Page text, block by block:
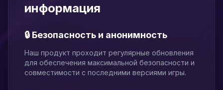
информация
🔒 Безопасность и анонимность
Наш продукт проходит регулярные обновления
для обеспечения максимальной безопасности и
совместимости с последними версиями игры.